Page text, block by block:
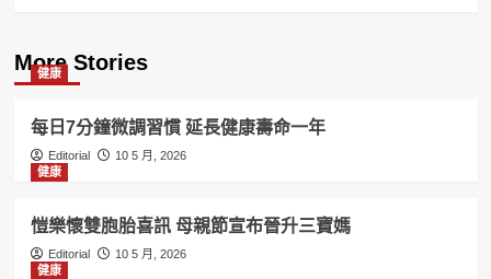
More Stories
健康
每日7分鐘微調習慣 延長健康壽命一年
Editorial
10 5 月, 2026
健康
愷樂懷雙胞胎喜訊 母親節宣布晉升三寶媽
Editorial
10 5 月, 2026
健康